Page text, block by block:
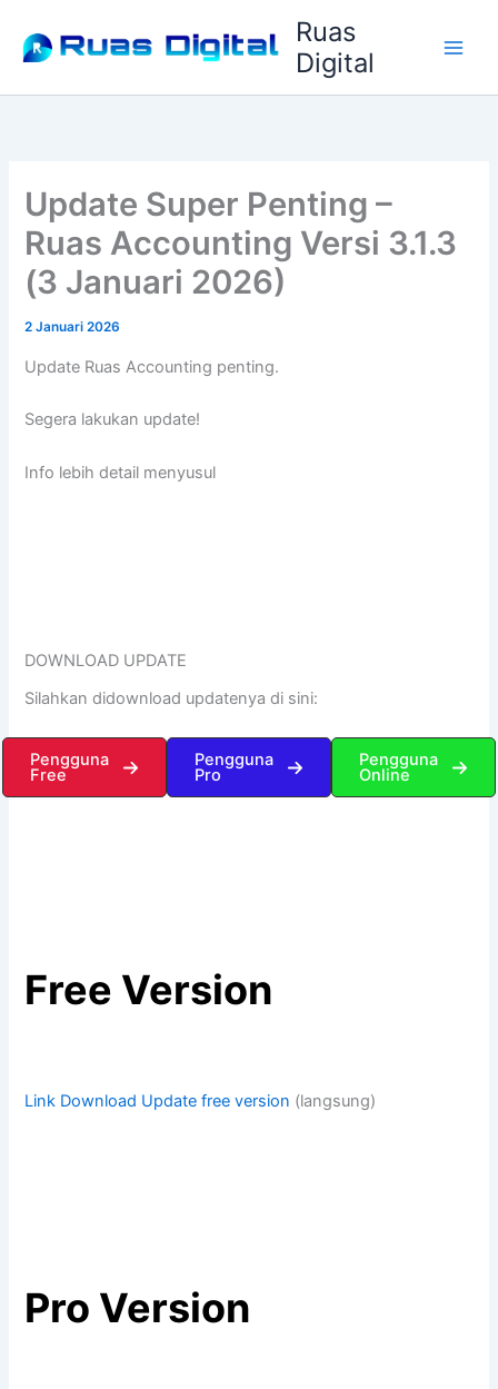
konten
Ruas
Digital
Update Super Penting –
Ruas Accounting Versi 3.1.3
(3 Januari 2026)
2 Januari 2026
Update Ruas Accounting penting.
Segera lakukan update!
Info lebih detail menyusul
DOWNLOAD UPDATE
Silahkan didownload updatenya di sini:
Pengguna
Free
Pengguna
Pro
Pengguna
Online
Free Version
Link Download Update free version (langsung)
Pro Version